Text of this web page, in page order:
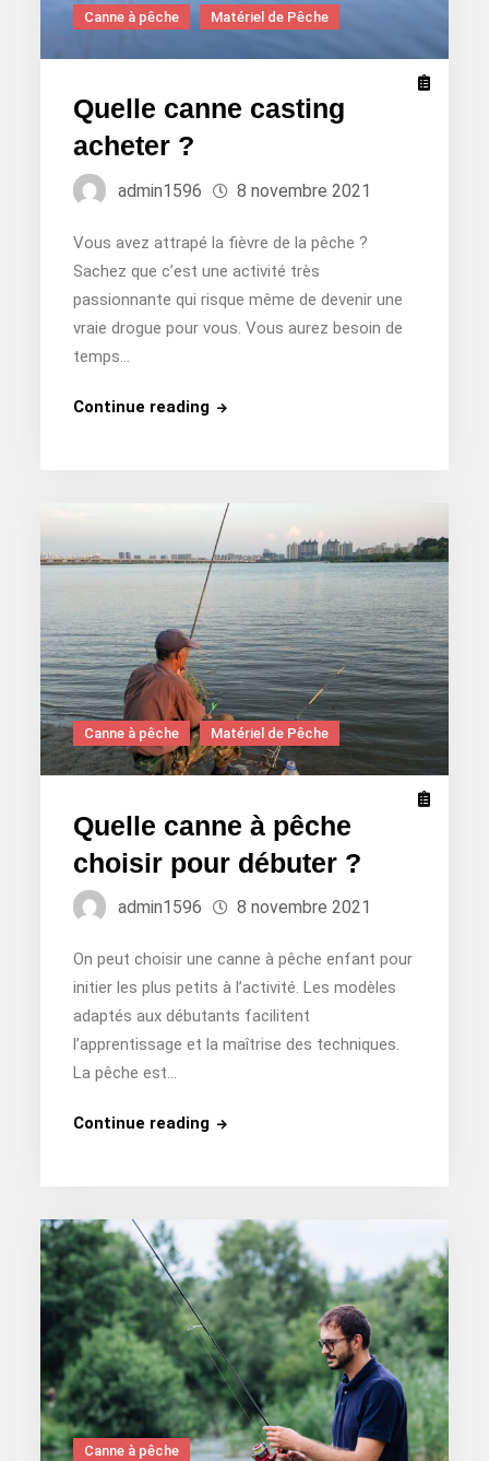
Canne à pêche Matériel de Pêche
Quelle canne casting
acheter ?
admin1596 8 novembre 2021
Vous avez attrapé la fièvre de la pêche ?
Sachez que c’est une activité très
passionnante qui risque même de devenir une
vraie drogue pour vous. Vous aurez besoin de
temps…
Continue readingQuelle
Canne à pêche Matériel de Pêche
Quelle canne à pêche
choisir pour débuter ?
admin1596 8 novembre 2021
On peut choisir une canne à pêche enfant pour
initier les plus petits à l’activité. Les modèles
adaptés aux débutants facilitent
l’apprentissage et la maîtrise des techniques.
La pêche est…
Continue readingQuelle
choisir
pour
débuter
?
Canne à pêche